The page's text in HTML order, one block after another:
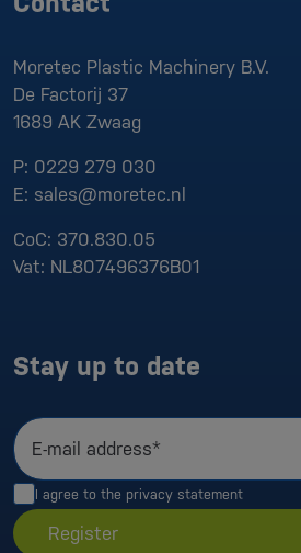
Moretec Plastic Machinery B.V.
De Factorij 37
1689 AK Zwaag
P: 0229 279 030
E: sales@moretec.nl
CoC: 370.830.05
Vat: NL807496376B01
Stay up to date
E-mail address*
I agree to the privacy statement
Register